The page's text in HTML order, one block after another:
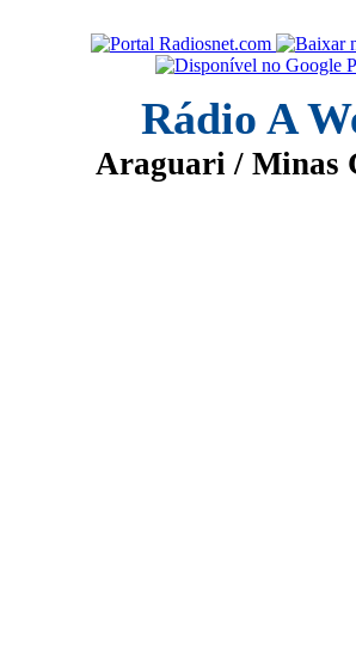
Rádio A
Araguari / Minas